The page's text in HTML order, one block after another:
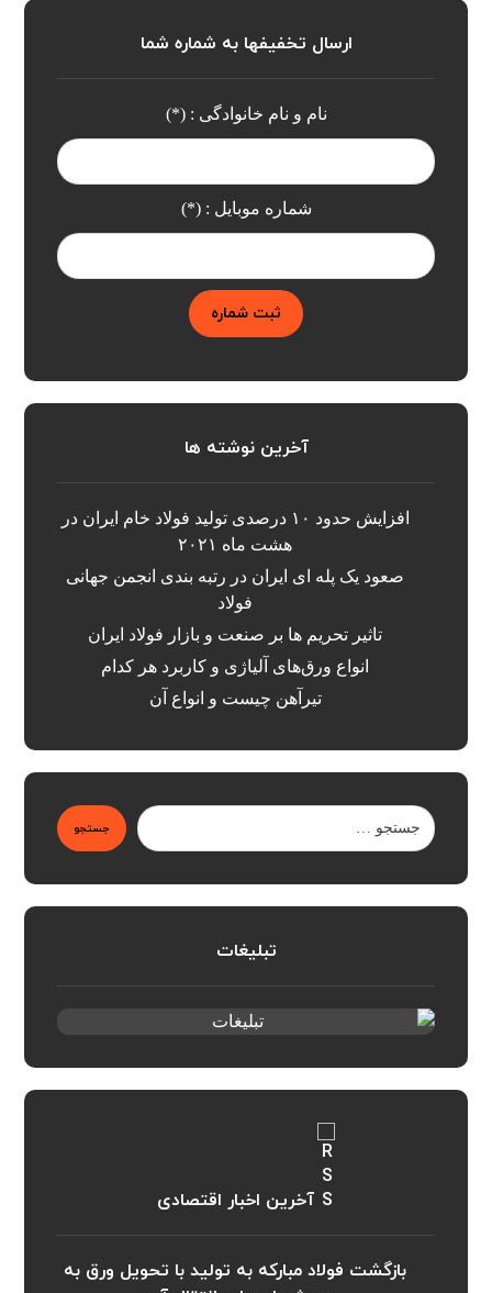
ارسال تخفیفها به شماره شما
نام و نام خانوادگی : (*)
شماره موبایل : (*)
ثبت شماره
آخرین نوشته ها
افزایش حدود ۱۰ درصدی تولید فولاد خام ایران در
هشت ماه ۲۰۲۱
صعود یک پله ای ایران در رتبه بندی انجمن جهانی
فولاد
تاثیر تحریم ها بر صنعت و بازار فولاد ایران
انواع ورق‌های آلیاژی و کاربرد هر کدام
تیرآهن چیست و انواع آن
جستجو
تبلیغات
آخرین اخبار اقتصادی
بازگشت فولاد مبارکه به تولید با تحویل ورق به